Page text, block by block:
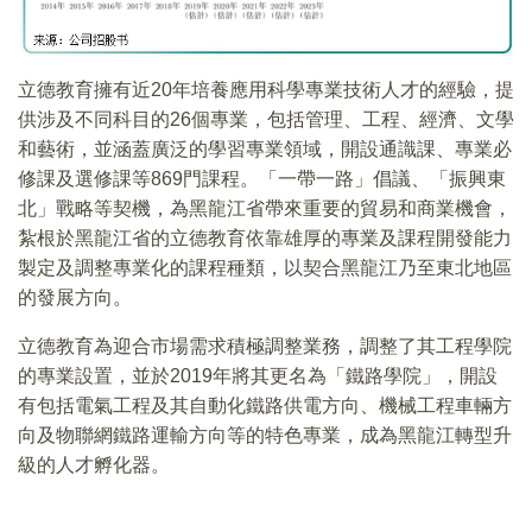
立德教育擁有近20年培養應用科學專業技術人才的經驗，提
供涉及不同科目的26個專業，包括管理、工程、經濟、文學
和藝術，並涵蓋廣泛的學習專業領域，開設通識課、專業必
修課及選修課等869門課程。「一帶一路」倡議、「振興東
北」戰略等契機，為黑龍江省帶來重要的貿易和商業機會，
紮根於黑龍江省的立德教育依靠雄厚的專業及課程開發能力
製定及調整專業化的課程種類，以契合黑龍江乃至東北地區
的發展方向。
立德教育為迎合市場需求積極調整業務，調整了其工程學院
的專業設置，並於2019年將其更名為「鐵路學院」，開設
有包括電氣工程及其自動化鐵路供電方向、機械工程車輛方
向及物聯網鐵路運輸方向等的特色專業，成為黑龍江轉型升
級的人才孵化器。